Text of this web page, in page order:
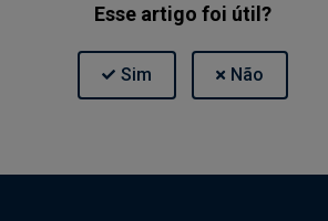
Esse artigo foi útil?